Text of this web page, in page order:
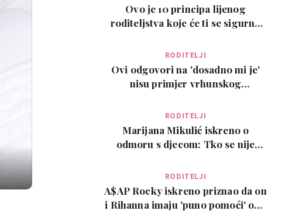
Ovo je 10 principa lijenog
roditeljstva koje će ti se sigurno
RODITELJI
Ovi odgovori na 'dosadno mi je'
nisu primjer vrhunskog
RODITELJI
Marijana Mikulić iskreno o
odmoru s djecom: Tko se nije
RODITELJI
A$AP Rocky iskreno priznao da on
i Rihanna imaju 'puno pomoći' oko